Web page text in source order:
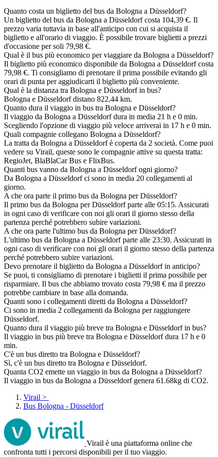
Quanto costa un biglietto del bus da Bologna a Düsseldorf?
Un biglietto del bus da Bologna a Düsseldorf costa 104,39 €. Il
prezzo varia tuttavia in base all'anticipo con cui si acquista il
biglietto e all'orario di viaggio. È possibile trovare biglietti a prezzi
d'occasione per soli 79,98 €.
Qual è il bus più economico per viaggiare da Bologna a Düsseldorf?
Il biglietto più economico disponibile da Bologna a Düsseldorf costa
79,98 €. Ti consigliamo di prenotare il prima possibile evitando gli
orari di punta per aggiudicarti il biglietto più conveniente.
Qual è la distanza tra Bologna e Düsseldorf in bus?
Bologna e Düsseldorf distano 822,44 km.
Quanto dura il viaggio in bus tra Bologna e Düsseldorf?
Il viaggio da Bologna a Düsseldorf dura in media 21 h e 0 min.
Scegliendo l'opzione di viaggio più veloce arriverai in 17 h e 0 min.
Quali compagnie collegano Bologna a Düsseldorf?
La tratta da Bologna a Düsseldorf è coperta da 2 società. Come puoi
vedere su Virail, queste sono le compagnie attive su questa tratta:
RegioJet, BlaBlaCar Bus e FlixBus.
Quanti bus vanno da Bologna a Düsseldorf ogni giorno?
Da Bologna a Düsseldorf ci sono in media 20 collegamenti al
giorno.
A che ora parte il primo bus da Bologna per Düsseldorf?
Il primo bus da Bologna per Düsseldorf parte alle 05:15. Assicurati
in ogni caso di verificare con noi gli orari il giorno stesso della
partenza perché potrebbero subire variazioni.
A che ora parte l'ultimo bus da Bologna per Düsseldorf?
L'ultimo bus da Bologna a Düsseldorf parte alle 23:30. Assicurati in
ogni caso di verificare con noi gli orari il giorno stesso della partenza
perché potrebbero subire variazioni.
Devo prenotare il biglietto da Bologna a Düsseldorf in anticipo?
Se puoi, ti consigliamo di prenotare i biglietti il prima possibile per
risparmiare. Il bus che abbiamo trovato costa 79,98 € ma il prezzo
potrebbe cambiare in base alla domanda.
Quanti sono i collegamenti diretti da Bologna a Düsseldorf?
Ci sono in media 2 collegamenti da Bologna per raggiungere
Düsseldorf.
Quanto dura il viaggio più breve tra Bologna e Düsseldorf in bus?
Il viaggio in bus più breve tra Bologna e Düsseldorf dura 17 h e 0
min.
C'è un bus diretto tra Bologna e Düsseldorf?
Sì, c'è un bus diretto tra Bologna e Düsseldorf.
Quanta CO2 emette un viaggio in bus da Bologna a Düsseldorf?
Il viaggio in bus da Bologna a Düsseldorf genera 61.68kg di CO2.
Virail >
Bus Bologna - Düsseldorf
Virail è una piattaforma online che
confronta tutti i percorsi disponibili per il tuo viaggio.